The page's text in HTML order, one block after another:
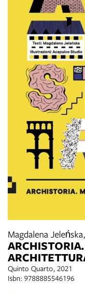
Magdalena
Quinto Quarto, 2021
Isbn: 9788885546196